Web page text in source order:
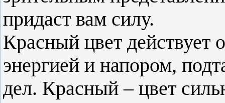
придаст вам силу.
Красный цвет действует
энергией и напором,
дел. Красный – цвет